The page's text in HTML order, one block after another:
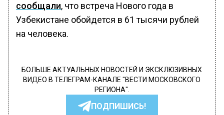
сообщали, что встреча Нового года в
Узбекистане обойдется в 61 тысячи рублей
на человека.
БОЛЬШЕ АКТУАЛЬНЫХ НОВОСТЕЙ И ЭКСКЛЮЗИВНЫХ
ВИДЕО В ТЕЛЕГРАМ-КАНАЛЕ "ВЕСТИ МОСКОВСКОГО
РЕГИОНА".
ПОДПИШИСЬ!